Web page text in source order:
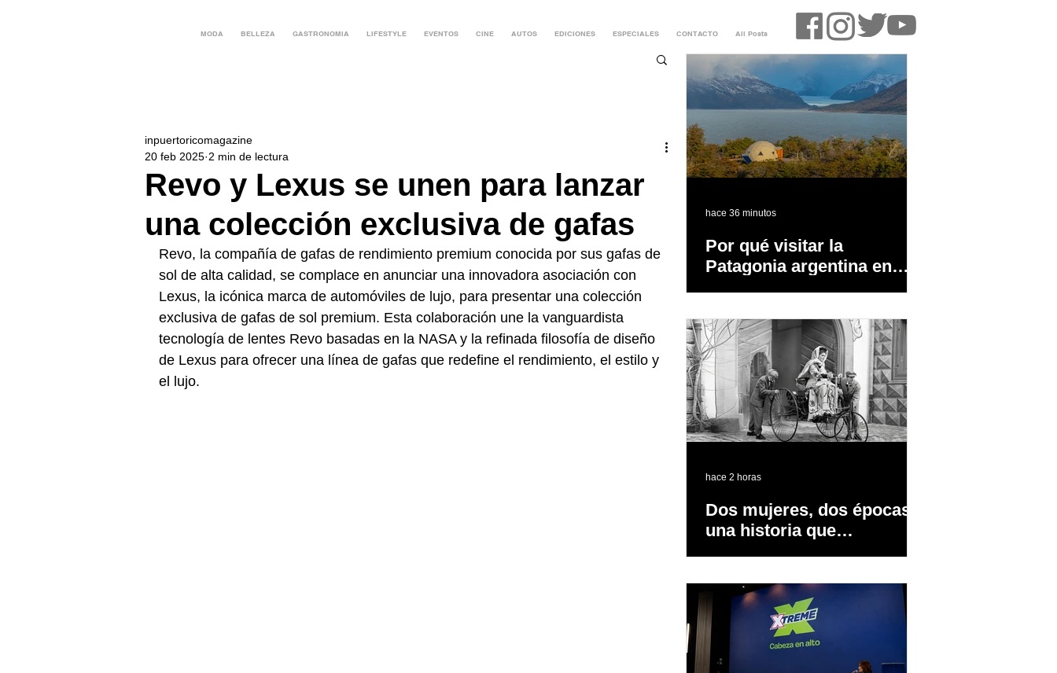
MODA BELLEZA GASTRONOMIA LIFESTYLE EVENTOS CINE AUTOS EDICIONES ESPECIALES CONTACTO All Posts
Revo y Lexus se unen para lanzar
una colección exclusiva de gafas
inpuertoricomagazine
20 feb 2025 2 min de lectura
Revo, la compañía de gafas de rendimiento premium conocida por sus gafas de
sol de alta calidad, se complace en anunciar una innovadora asociación con
Lexus, la icónica marca de automóviles de lujo, para presentar una colección
exclusiva de gafas de sol premium. Esta colaboración une la vanguardista
tecnología de lentes Revo basadas en la NASA y la refinada filosofía de diseño
de Lexus para ofrecer una línea de gafas que redefine el rendimiento, el estilo y
el lujo.
Por qué visitar la
Patagonia argentina en
hace 36 minutos
Dos mujeres, dos épocas y
una historia que
hace 2 horas